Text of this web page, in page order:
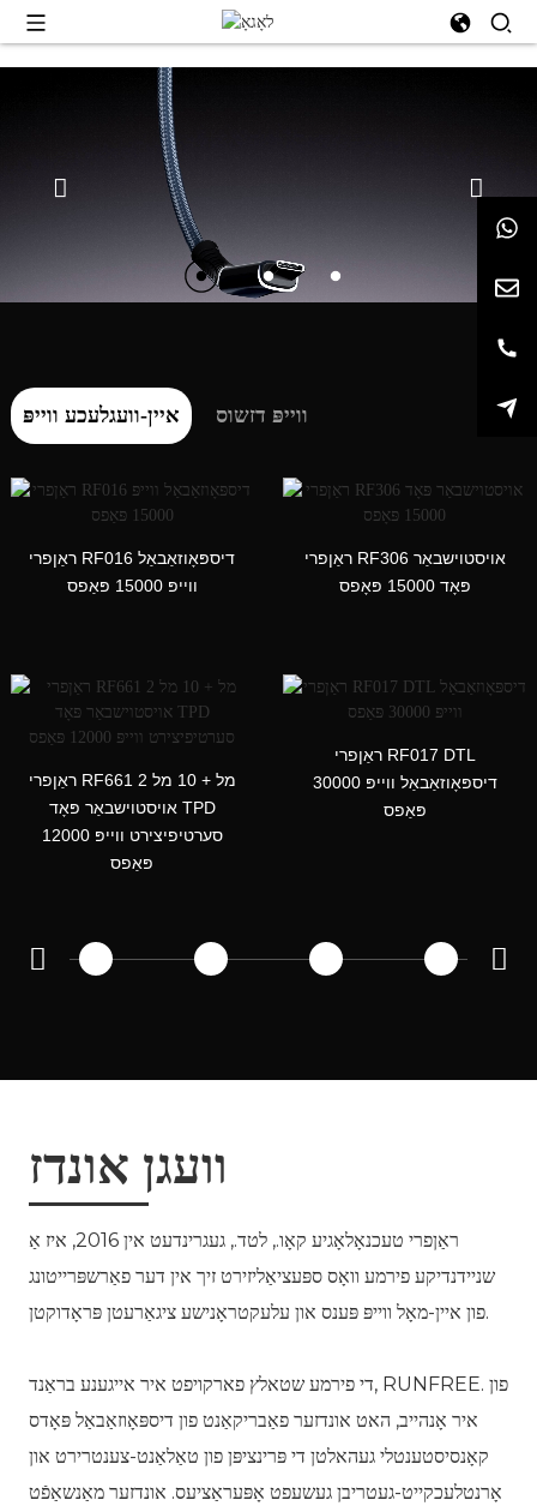
איין-וועגלעכע ווייפּ ווייפּ דזשוס
ראַןפרי RF016 דיספּאָוזאַבאַל
ווייפּ 15000 פּאַפס
ראַןפרי RF306 אויסטוישבאַר
פּאָד 15000 פּאָפס
ראַןפרי RF661 2 מל + 10 מל
אויסטוישבאַר פּאָד TPD
סערטיפיצירט ווייפּ 12000
פּאַפס
ראַןפרי RF017 DTL
דיספּאָוזאַבאַל ווייפּ 30000
פּאַפס
ראַןפרי — פּרעמיע ווייפּ
דזשוס E-פליסיק
וועגן אונדז
ראַןפרי טעכנאָלאָגיע קאָו., לטד., געגרינדעט אין 2016, איז אַ
שניידנדיקע פירמע וואָס ספּעציאַליזירט זיך אין דער פאַרשפּרייטונג
פון איין-מאָל ווייפּ פּענס און עלעקטראָנישע ציגאַרעטן פּראָדוקטן.
די פירמע שטאלץ פארקויפט איר אייגענע בראַנד, RUNFREE. פון
איר אָנהייב, האט אונדזער פאַבריקאַנט פון דיספּאָוזאַבאַל פּאָדס
קאָנסיסטענטלי געהאלטן די פּרינציפּן פון טאַלאַנט-צענטרירט און
אָרנטלעכקייט-געטריבן געשעפט אָפּעראַציעס. אונדזער מאַנשאַפֿט